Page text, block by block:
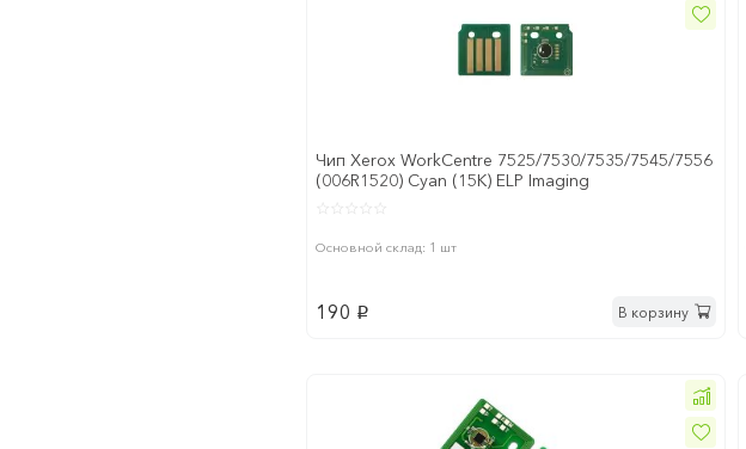
Чип Xerox WorkCentre 7525/7530/7535/7545/7556
(006R1520) Cyan (15K) ELP Imaging
Основной склад: 1 шт
190 p В корзину